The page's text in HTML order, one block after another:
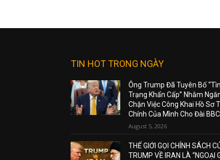
TIN HOT TRONG NGÀY
Ông Trump Đã Tuyên Bố
Trạng Khẩn Cấp” Nhằm
Chặn Việc Công Khai Hồ Sơ
Chính Của Mình Cho Đài BBC
August 5, 2026
THẾ GIỚI GỌI CHÍNH SÁCH
TRUMP VỀ IRAN LÀ “NGOẠI